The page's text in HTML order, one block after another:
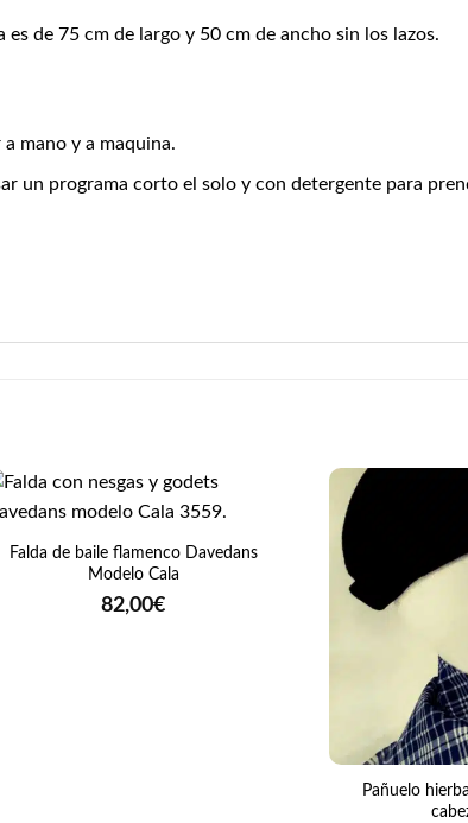
es de 75 cm de largo y 50 cm de ancho sin los lazos.
mano y a maquina.
un programa corto el solo y con detergente para
Falda de baile flamenco Davedans
Modelo Cala
82,00€
Pañuelo